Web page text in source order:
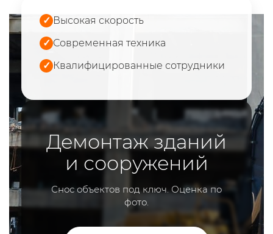
✓ Высокая скорость
✓ Современная техника
✓ Квалифицированные сотрудники
Демонтаж зданий
и сооружений
Снос объектов под ключ. Оценка по
фото.